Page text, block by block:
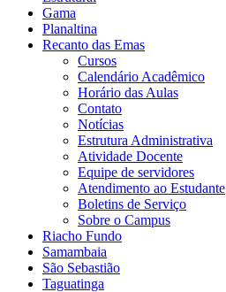
Gama
Planaltina
Recanto das Emas
Cursos
Calendário Acadêmico
Horário das Aulas
Contato
Notícias
Estrutura Administrativa
Atividade Docente
Equipe de servidores
Atendimento ao Estudante
Boletins de Serviço
Sobre o Campus
Riacho Fundo
Samambaia
São Sebastião
Taguatinga